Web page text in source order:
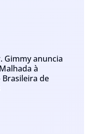
Gimmy anuncia
à
Brasileira de